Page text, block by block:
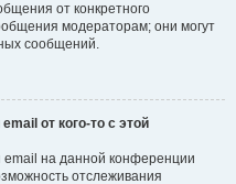
от конкретного
модераторам; они могут
сообщений.
от кого-то с этой
на данной конференции
отслеживания